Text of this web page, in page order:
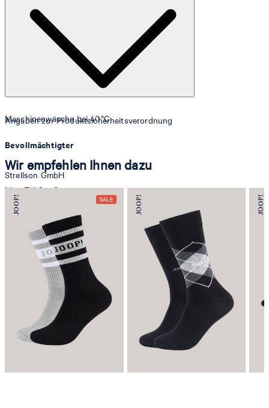
Maschinenwäsche bei 40°C
Angaben zur Produktsicherheitsverordnung
Bevollmächtigter
Strellson GmbH
Line-Eid-Str. 6
78467 Konstanz
Deutschland
contact@strellson.com
Produzent
Sonnenwiesenstrasse 21
8280 Kreuzlingen
Schweiz
Wir empfehlen Ihnen dazu